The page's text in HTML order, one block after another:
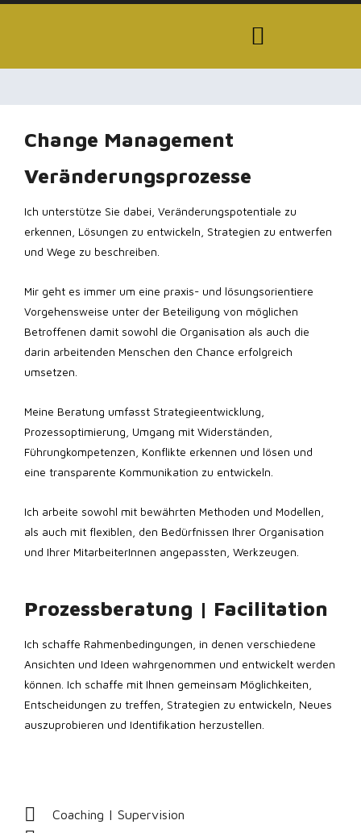
Change Management
Veränderungsprozesse
Ich unterstütze Sie dabei, Veränderungspotentiale zu
erkennen, Lösungen zu entwickeln, Strategien zu entwerfen
und Wege zu beschreiben.
Mir geht es immer um eine praxis- und lösungsorientiere
Vorgehensweise unter der Beteiligung von möglichen
Betroffenen damit sowohl die Organisation als auch die
darin arbeitenden Menschen den Chance erfolgreich
umsetzen.
Meine Beratung umfasst Strategieentwicklung,
Prozessoptimierung, Umgang mit Widerständen,
Führungkompetenzen, Konflikte erkennen und lösen und
eine transparente Kommunikation zu entwickeln.
Ich arbeite sowohl mit bewährten Methoden und Modellen,
als auch mit flexiblen, den Bedürfnissen Ihrer Organisation
und Ihrer MitarbeiterInnen angepassten, Werkzeugen.
Prozessberatung | Facilitation
Ich schaffe Rahmenbedingungen, in denen verschiedene
Ansichten und Ideen wahrgenommen und entwickelt werden
können. Ich schaffe mit Ihnen gemeinsam Möglichkeiten,
Entscheidungen zu treffen, Strategien zu entwickeln, Neues
auszuprobieren und Identifikation herzustellen.
Coaching | Supervision